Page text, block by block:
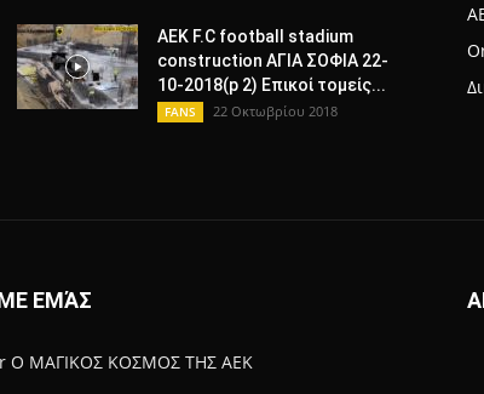
AEK F.C football stadium
construction ΑΓΙΑ ΣΟΦΙΑ 22-
10-2018(p 2) Επικοί τομείς...
FANS 22 Οκτωβρίου 2018
ΕΜΆΣ
Ο ΜΑΓΙΚΟΣ ΚΟΣΜΟΣ ΤΗΣ ΑΕΚ